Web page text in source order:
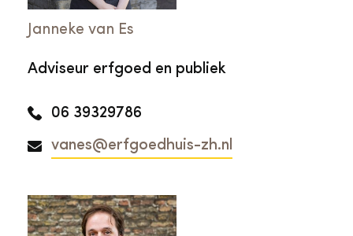
Janneke van Es
Adviseur erfgoed en publiek
06 39329786
vanes@erfgoedhuis-zh.nl